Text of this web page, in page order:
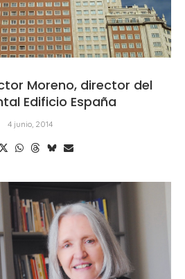
Moreno, director del
Edificio España
4 junio, 2014